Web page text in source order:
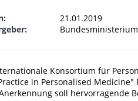
21.01.2019
Konsortium für
in Personalised
soll hervorragende